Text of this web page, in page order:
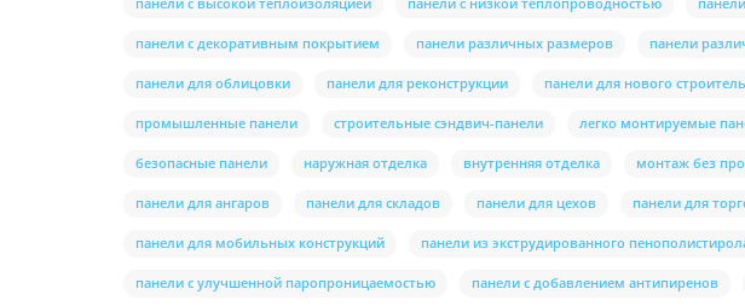
панели с декоративным покрытием панели различных размеров панели
панели для облицовки панели для реконструкции панели для нового
промышленные панели строительные сэндвич-панели легко монтируемые
безопасные панели наружная отделка внутренняя отделка монтаж без
панели для ангаров панели для складов панели для цехов панели для
панели для мобильных конструкций панели из экструдированного
панели с улучшенной паропроницаемостью панели с добавлением антипиренов